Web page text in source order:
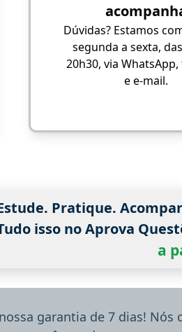
Dúvidas? Estamos
segunda a sexta,
20h30, via
e e-mail.
Pratique.
isso no Aprova
a
garantia de 7 dias!